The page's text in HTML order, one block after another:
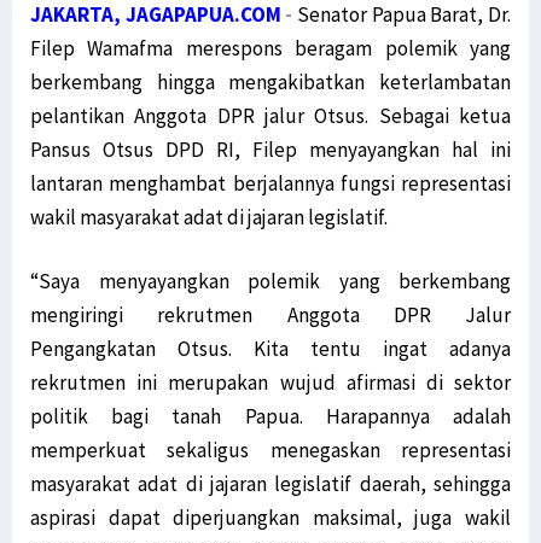
JAKARTA, JAGAPAPUA.COM - Senator Papua Barat, Dr.
Filep Wamafma merespons beragam polemik yang
berkembang hingga mengakibatkan keterlambatan
pelantikan Anggota DPR jalur Otsus. Sebagai ketua
Pansus Otsus DPD RI, Filep menyayangkan hal ini
lantaran menghambat berjalannya fungsi representasi
wakil masyarakat adat di jajaran legislatif.
“Saya menyayangkan polemik yang berkembang
mengiringi rekrutmen Anggota DPR Jalur
Pengangkatan Otsus. Kita tentu ingat adanya
rekrutmen ini merupakan wujud afirmasi di sektor
politik bagi tanah Papua. Harapannya adalah
memperkuat sekaligus menegaskan representasi
masyarakat adat di jajaran legislatif daerah, sehingga
aspirasi dapat diperjuangkan maksimal, juga wakil